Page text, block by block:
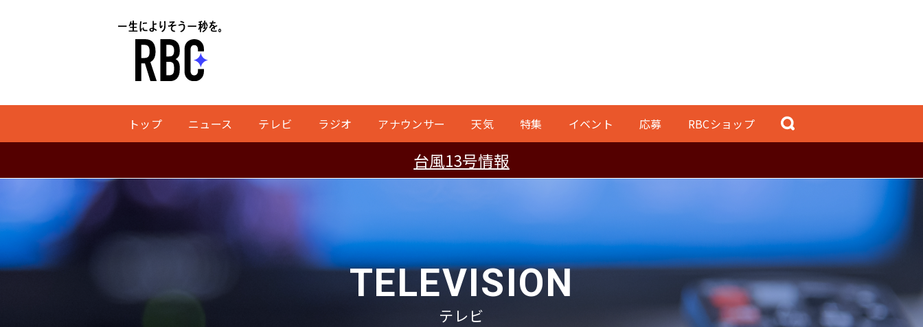
トップ ニュース テレビ ラジオ アナウンサー 天気 特集 イベント 応募 RBCショップ
台風13号情報
TELEVISION
テレビ